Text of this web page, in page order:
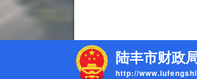
陆丰市财政
http://